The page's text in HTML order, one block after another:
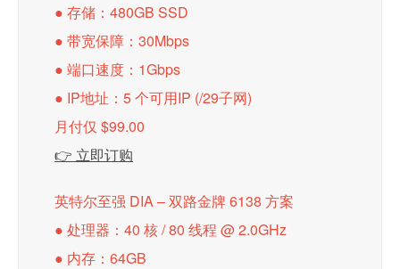
● 存储：480GB SSD
● 带宽保障：30Mbps
● 端口速度：1Gbps
● IP地址：5 个可用IP (/29子网)
月付仅 $99.00
👉 立即订购
英特尔至强 DIA – 双路金牌 6138 方案
● 处理器：40 核 / 80 线程 @ 2.0GHz
● 内存：64GB